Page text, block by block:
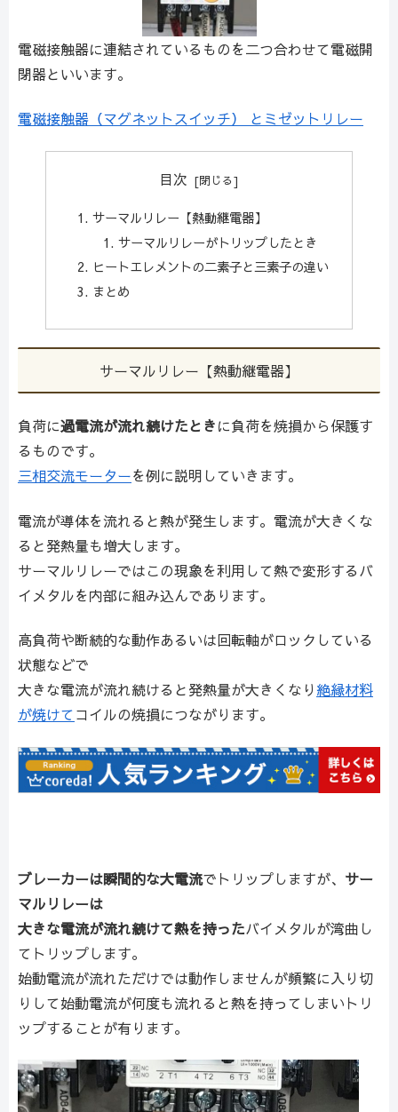
電磁接触器に連結されているものを二つ合わせて電磁開
閉器といいます。
電磁接触器（マグネットスイッチ） とミゼットリレー
目次
サーマルリレー【熱動継電器】
サーマルリレーがトリップしたとき
ヒートエレメントの二素子と三素子の違い
まとめ
サーマルリレー【熱動継電器】
負荷に過電流が流れ続けたときに負荷を焼損から保護す
るものです。
三相交流モーターを例に説明していきます。
電流が導体を流れると熱が発生します。電流が大きくな
ると発熱量も増大します。
サーマルリレーではこの現象を利用して熱で変形するバ
イメタルを内部に組み込んであります。
高負荷や断続的な動作あるいは回転軸がロックしている
状態などで
大きな電流が流れ続けると発熱量が大きくなり 絶縁材料
が焼けてコイルの焼損につながります。
ブレーカーは瞬間的な大電流でトリップしますが、 サー
マルリレーは
大きな電流が流れ続けて熱を持ったバイメタルが湾曲し
てトリップします。
始動電流が流れただけでは動作しませんが頻繁に入り切
りして始動電流が何度も流れると熱を持ってしまいトリ
ップすることが有ります。